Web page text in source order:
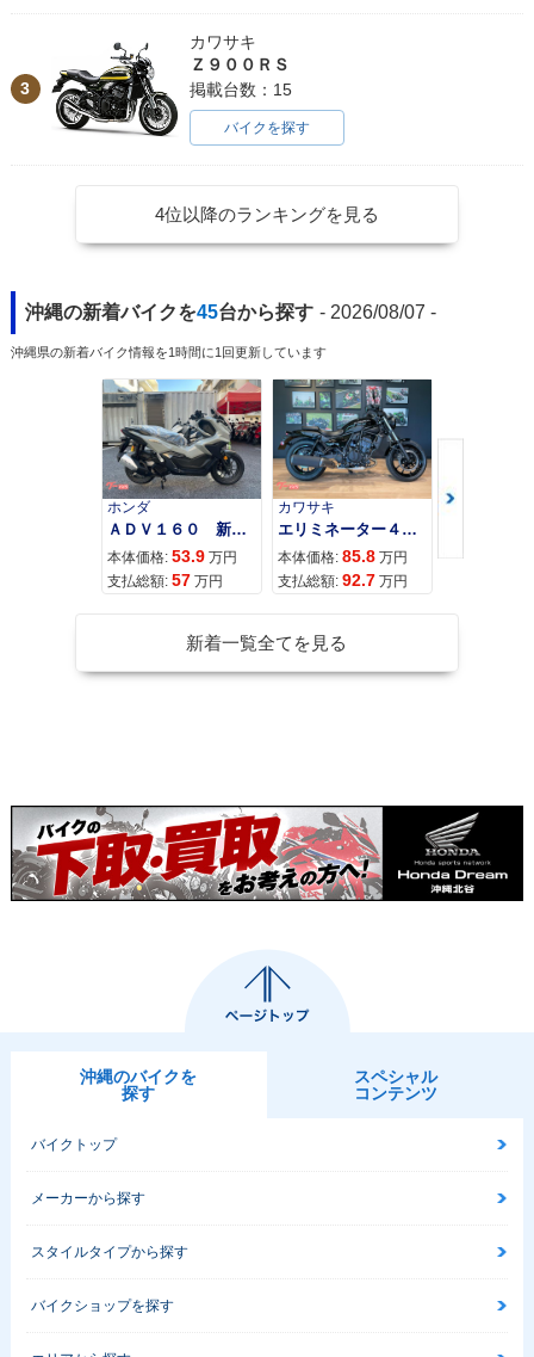
3
カワサキ
Ｚ９００ＲＳ
掲載台数：15
バイクを探す
4位以降のランキングを見る
沖縄の新着バイクを45台から探す - 2026/08/07 -
沖縄県の新着バイク情報を1時間に1回更新しています
ホンダ
ＡＤＶ１６０ 新車 ２０２６年最新モデル パールスモーキーグレー スマートキー ２９Ｌメットイン ＵＳＢ Ｔｙｐｅ−Ｃ装備
本体価格: 53.9 万円
支払総額: 57 万円
カワサキ
エリミネーター４００
本体価格: 85.8 万円
支払総額: 92.7 万円
カワサキ
本体価格:
新着一覧全てを見る
沖縄のバイクを
探す
スペシャル
コンテンツ
バイクトップ
メーカーから探す
スタイルタイプから探す
バイクショップを探す